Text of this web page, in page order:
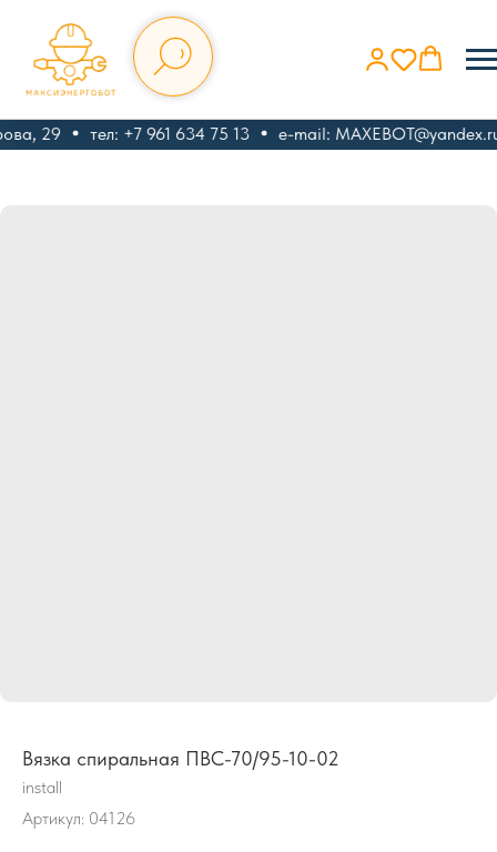
29 тел: +7 961 634 75 13 e-mail: MAXEBOT@yandex.ru
Вязка спиральная ПВС-70/95-10-02
install
Артикул: 04126